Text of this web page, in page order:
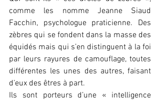
comme les nomme Jeanne Siaud
Facchin, psychologue praticienne. Des
zèbres qui se fondent dans la masse des
équidés mais qui s’en distinguent à la foi
par leurs rayures de camouflage, toutes
différentes les unes des autres, faisant
d’eux des êtres à part.
Ils sont porteurs d’une « intelligence